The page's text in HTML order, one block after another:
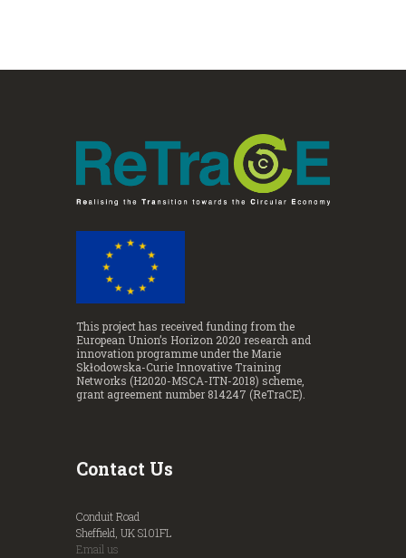
This project has received funding from the
European Union’s Horizon 2020 research and
innovation programme under the Marie
Skłodowska-Curie Innovative Training
Networks (H2020-MSCA-ITN-2018) scheme,
grant agreement number 814247 (ReTraCE).
Contact Us
Conduit Road
Sheffield, UK S101FL
Email us